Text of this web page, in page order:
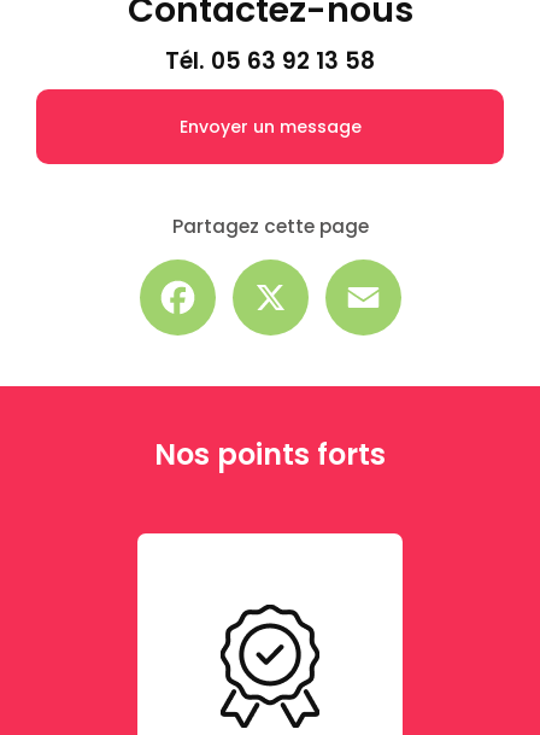
Tél. 05 63 92 13 58
Envoyer un message
Partagez cette page
Facebook
Nos points forts